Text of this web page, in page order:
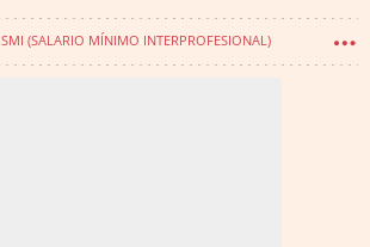
SMI (SALARIO MÍNIMO INTERPROFESIONAL)